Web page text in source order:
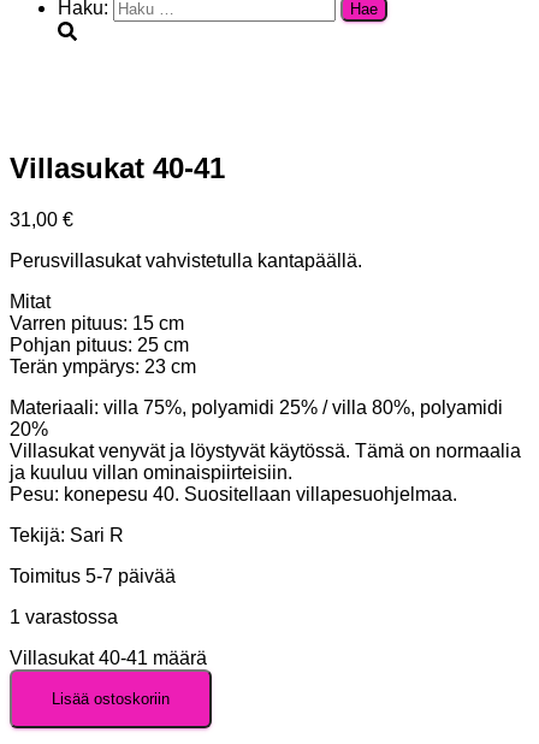
Haku:
Villasukat 40-41
31,00 €
Perusvillasukat vahvistetulla kantapäällä.
Mitat
Varren pituus: 15 cm
Pohjan pituus: 25 cm
Terän ympärys: 23 cm
Materiaali: villa 75%, polyamidi 25% / villa 80%, polyamidi
20%
Villasukat venyvät ja löystyvät käytössä. Tämä on normaalia
ja kuuluu villan ominaispiirteisiin.
Pesu: konepesu 40. Suositellaan villapesuohjelmaa.
Tekijä: Sari R
Toimitus 5-7 päivää
1 varastossa
Villasukat 40-41 määrä
Lisää ostoskoriin